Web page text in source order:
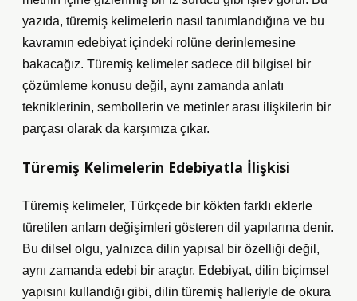
yazıda, türemiş kelimelerin nasıl tanımlandığına ve bu
kavramın edebiyat içindeki rolüne derinlemesine
bakacağız. Türemiş kelimeler sadece dil bilgisel bir
çözümleme konusu değil, aynı zamanda anlatı
tekniklerinin, sembollerin ve metinler arası ilişkilerin bir
parçası olarak da karşımıza çıkar.
Türemiş Kelimelerin Edebiyatla İlişkisi
Türemiş kelimeler, Türkçede bir kökten farklı eklerle
türetilen anlam değişimleri gösteren dil yapılarına denir.
Bu dilsel olgu, yalnızca dilin yapısal bir özelliği değil,
aynı zamanda edebi bir araçtır. Edebiyat, dilin biçimsel
yapısını kullandığı gibi, dilin türemiş halleriyle de okura